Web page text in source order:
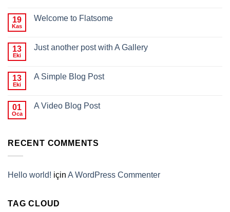
19
Kas
Welcome to Flatsome
13
Eki
Just another post with A Gallery
13
Eki
A Simple Blog Post
01
Oca
A Video Blog Post
RECENT COMMENTS
Hello world! için A WordPress Commenter
TAG CLOUD